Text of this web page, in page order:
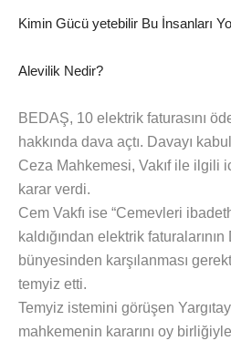
Kimin Gücü yetebilir Bu İnsanları
Alevilik Nedir?
BEDAŞ, 10 elektrik faturasını
hakkında dava açtı. Davayı
Ceza Mahkemesi, Vakıf ile ilgili
karar verdi.
Cem Vakfı ise “Cemevleri
kaldığından elektrik
bünyesinden karşılanması
temyiz etti.
Temyiz istemini görüşen
mahkemenin kararını oy